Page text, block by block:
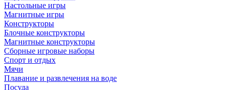
Настольные игры
Магнитные игры
Конструкторы
Блочные конструкторы
Магнитные конструкторы
Сборные игровые наборы
Спорт и отдых
Мячи
Плавание и развлечения на воде
Посуда